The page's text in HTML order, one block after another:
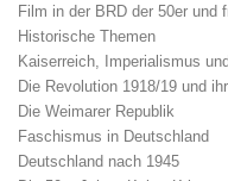
Film in der BRD der 50er und
Historische Themen
Kaiserreich, Imperialismus
Die Revolution 1918/19 und
Die Weimarer Republik
Faschismus in Deutschland
Deutschland nach 1945